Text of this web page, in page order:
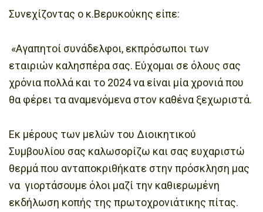
Συνεχίζοντας ο κ.Βερυκούκης είπε:
«Αγαπητοί συνάδελφοι, εκπρόσωποι των
εταιριών καλησπέρα σας. Εύχομαι σε όλους σας
χρόνια πολλά και το 2024 να είναι μία χρονιά που
θα φέρει τα αναμενόμενα στον καθένα ξεχωριστά.
Εκ μέρους των μελών του Διοικητικού
Συμβουλίου σας καλωσορίζω και σας ευχαριστώ
θερμά που ανταποκριθήκατε στην πρόσκληση μας
να γιορτάσουμε όλοι μαζί την καθιερωμένη
εκδήλωση κοπής της πρωτοχρονιάτικης πίτας.